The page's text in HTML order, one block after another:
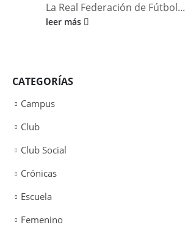
La Real Federación de Fútbol...
leer más
CATEGORÍAS
Campus
Club
Club Social
Crónicas
Escuela
Femenino